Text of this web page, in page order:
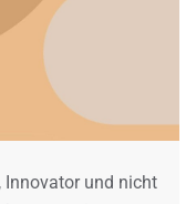
und nicht